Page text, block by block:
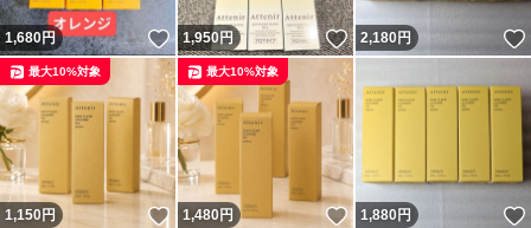
1,680円 いいね！
1,950円 いいね！
2,180円
1,150円 いいね！
最大10%対象
1,480円 いいね！
最大10%対象
1,880円